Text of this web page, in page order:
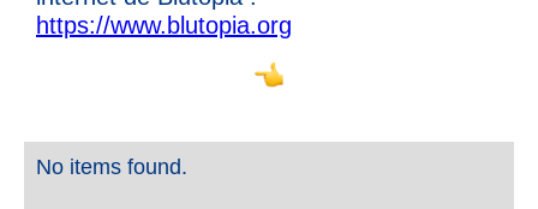
https://www.blutopia.org
No items found.